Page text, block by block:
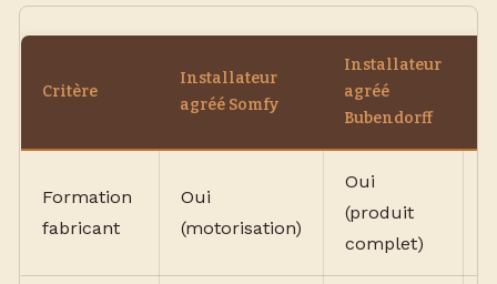
Critère
Installateur
agréé Somfy
Installateur
agréé
Bubendorff
Formation
fabricant
Oui
(motorisation)
Oui
(produit
complet)